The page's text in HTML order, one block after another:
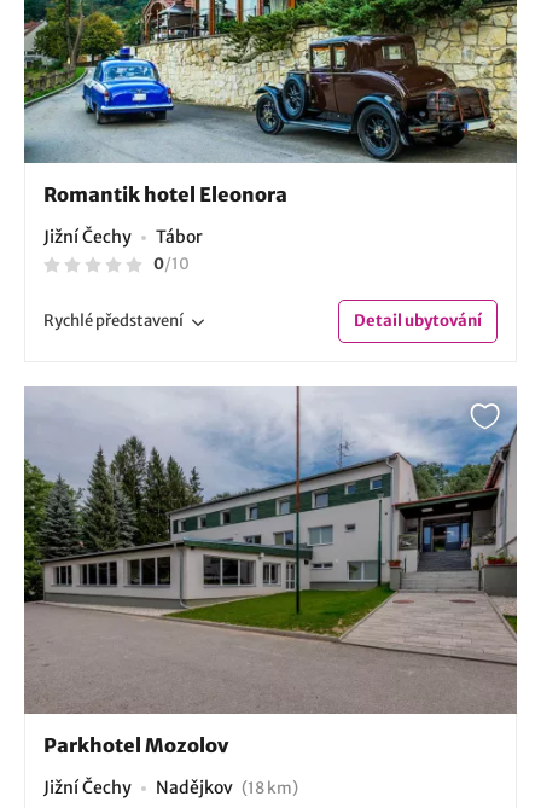
Romantik hotel Eleonora
Jižní Čechy Tábor
0/10
Rychlépředstavení Detailubytování
Parkhotel Mozolov
Jižní Čechy Nadějkov (18 km)